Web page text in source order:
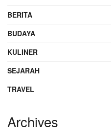
BERITA
BUDAYA
KULINER
SEJARAH
TRAVEL
Archives